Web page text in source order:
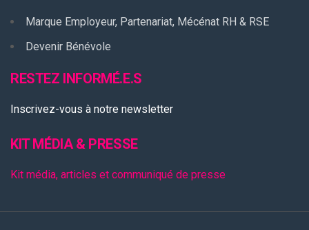
Marque Employeur, Partenariat, Mécénat RH & RSE
Devenir Bénévole
RESTEZ INFORMÉ.E.S
Inscrivez-vous à notre newsletter
KIT MÉDIA & PRESSE
Kit média, articles et communiqué de presse